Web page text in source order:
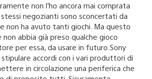
non l’ho ancora mai comprata
negozianti sono sconcertati da
non ha avuto tanti giochi. Ma questo
non abbia già preso qualche gioco
per essa, da usare in futuro.Sony
accordi con i vari produttori di
in circolazione una periferica che